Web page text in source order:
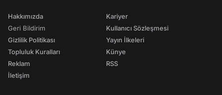
Hakkımızda
Geri Bildirim
Gizlilik Politikası
Topluluk Kuralları
Reklam
İletişim
Kariyer
Kullanıcı Sözleşmesi
Yayın İlkeleri
Künye
RSS